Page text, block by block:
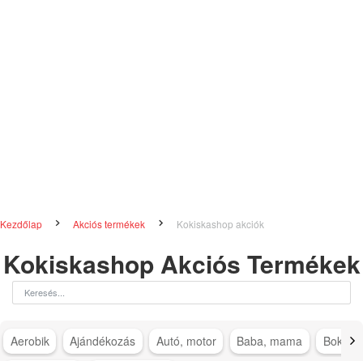
Kezdőlap Akciós termékek Kokiskashop akciók
Kokiskashop Akciós Termékek
Aerobik Ajándékozás Autó, motor Baba, mama